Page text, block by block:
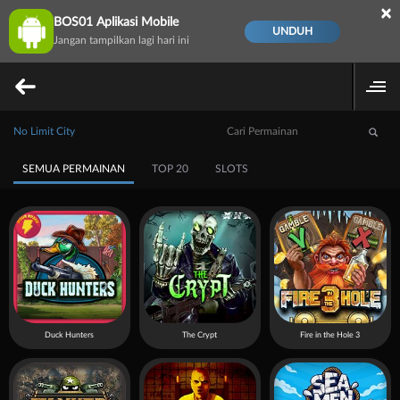
BOS01 Aplikasi Mobile
Jangan tampilkan lagi hari ini
UNDUH
×
No Limit City
SEMUA PERMAINAN TOP 20 SLOTS
Duck Hunters Fire in the Hole 3
The Crypt